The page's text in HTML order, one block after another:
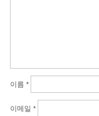
이름 *
이메일 *